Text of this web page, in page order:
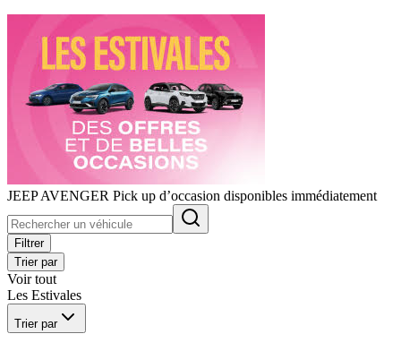
JEEP AVENGER Pick up d’occasion disponibles immédiatement
Filtrer
Trier par
Voir tout
Les Estivales
Trier par